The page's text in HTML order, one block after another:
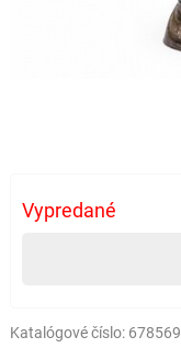
Vypredané
Katalógové číslo: 678569